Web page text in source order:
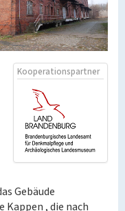
Kooperationspartner
Gebäude
, die nach